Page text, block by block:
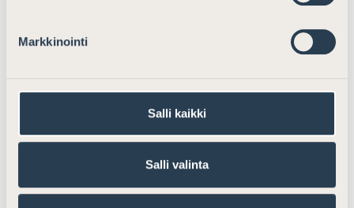
Markkinointi
Salli kaikki
Salli valinta
määräämiseksi ja
varmuusvankeuden edellytysten
Arviomuistiossa esitetään, että hakemus
varmuusvankeuden määräämisestä tulisi tehdä
viimeistään kuutta kuukautta ennen
Lähtökohtaisesti tavoitteena olisi se, että päätös